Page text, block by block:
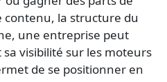
contenu, la structure du
, une entreprise peut
visibilité sur les moteurs
de se positionner en